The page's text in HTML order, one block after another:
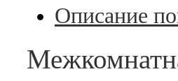
Описание